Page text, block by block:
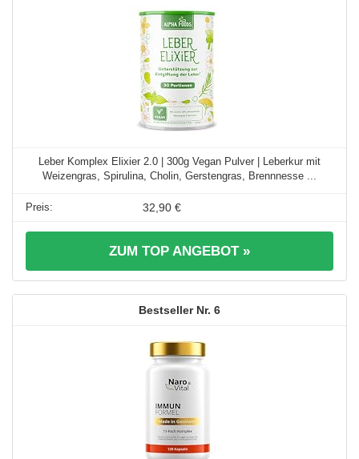
Leber Komplex Elixier 2.0 | 300g Vegan Pulver | Leberkur mit
Weizengras, Spirulina, Cholin, Gerstengras, Brennnesse ...
32,90 €
ZUM TOP ANGEBOT »
6